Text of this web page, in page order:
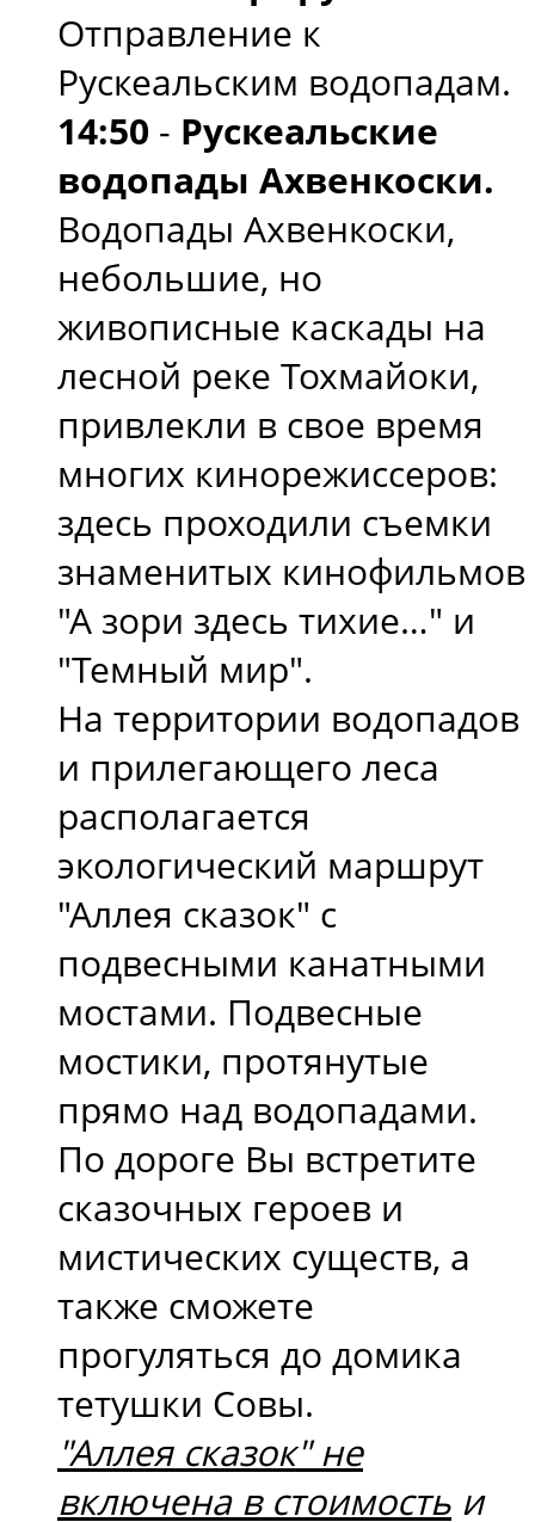
Отправление к
Рускеальским водопадам.
14:50 - Рускеальские
водопады Ахвенкоски.
Водопады Ахвенкоски,
небольшие, но
живописные каскады на
лесной реке Тохмайоки,
привлекли в свое время
многих кинорежиссеров:
здесь проходили съемки
знаменитых кинофильмов
"А зори здесь тихие…" и
"Темный мир".
На территории водопадов
и прилегающего леса
располагается
экологический маршрут
"Аллея сказок" с
подвесными канатными
мостами. Подвесные
мостики, протянутые
прямо над водопадами.
По дороге Вы встретите
сказочных героев и
мистических существ, а
также сможете
прогуляться до домика
тетушки Совы.
"Аллея сказок" не
включена в стоимость и